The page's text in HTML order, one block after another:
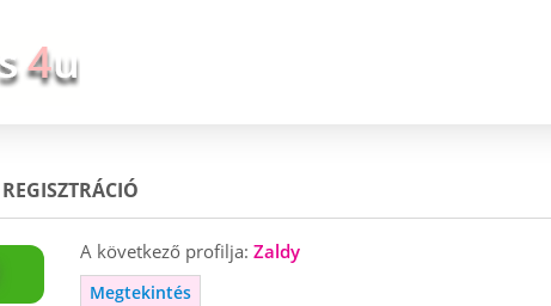
REGISZTRÁCIÓ
A következő profilja: Zaldy
Megtekintés